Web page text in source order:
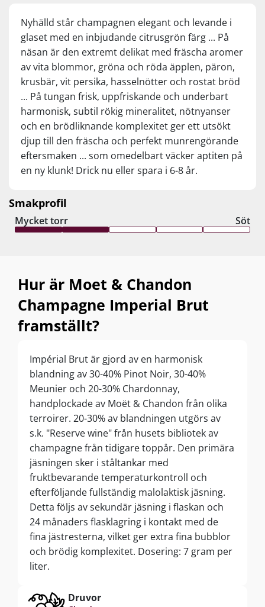
Nyhälld står champagnen elegant och levande i
glaset med en inbjudande citrusgrön färg ... På
näsan är den extremt delikat med fräscha aromer
av vita blommor, gröna och röda äpplen, päron,
krusbär, vit persika, hasselnötter och rostat bröd
... På tungan frisk, uppfriskande och underbart
harmonisk, subtil rökig mineralitet, nötnyanser
och en brödliknande komplexitet ger ett utsökt
djup till den fräscha och perfekt munrengörande
eftersmaken ... som omedelbart väcker aptiten på
en ny klunk! Drick nu eller spara i 6-8 år.
Smakprofil
Mycket torr Söt
Hur är Moet & Chandon
Champagne Imperial Brut
framställt?
Impérial Brut är gjord av en harmonisk
blandning av 30-40% Pinot Noir, 30-40%
Meunier och 20-30% Chardonnay,
handplockade av Moët & Chandon från olika
terroirer. 20-30% av blandningen utgörs av
s.k. "Reserve wine" från husets bibliotek av
champagne från tidigare toppår. Den primära
jäsningen sker i ståltankar med
fruktbevarande temperaturkontroll och
efterföljande fullständig malolaktisk jäsning.
Detta följs av sekundär jäsning i flaskan och
24 månaders flasklagring i kontakt med de
fina jästresterna, vilket ger extra fina bubblor
och brödig komplexitet. Dosering: 7 gram per
liter.
Druvor